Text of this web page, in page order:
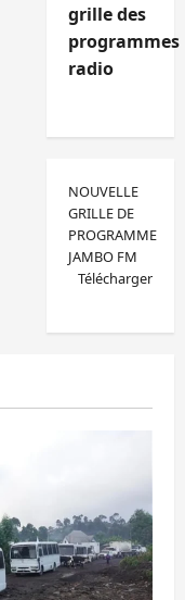
grille des
programmes
radio
NOUVELLE
GRILLE DE
PROGRAMME
JAMBO FM
Télécharger